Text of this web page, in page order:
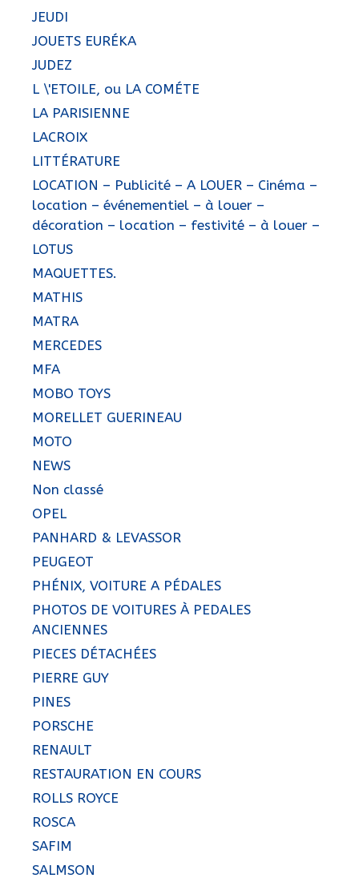
JEUDI
JOUETS EURÉKA
JUDEZ
L \'ETOILE, ou LA COMÉTE
LA PARISIENNE
LACROIX
LITTÉRATURE
LOCATION – Publicité – A LOUER – Cinéma –
location – événementiel – à louer –
décoration – location – festivité – à louer –
LOTUS
MAQUETTES.
MATHIS
MATRA
MERCEDES
MFA
MOBO TOYS
MORELLET GUERINEAU
MOTO
NEWS
Non classé
OPEL
PANHARD & LEVASSOR
PEUGEOT
PHÉNIX, VOITURE A PÉDALES
PHOTOS DE VOITURES À PEDALES
ANCIENNES
PIECES DÉTACHÉES
PIERRE GUY
PINES
PORSCHE
RENAULT
RESTAURATION EN COURS
ROLLS ROYCE
ROSCA
SAFIM
SALMSON